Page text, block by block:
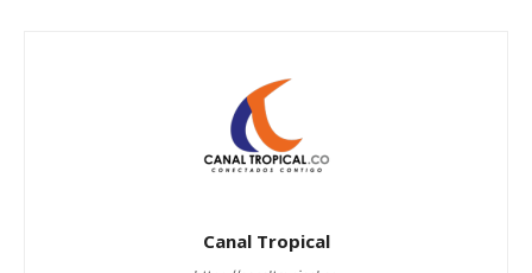
Canal Tropical